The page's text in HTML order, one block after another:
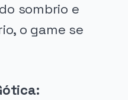
sombrio e
o game se